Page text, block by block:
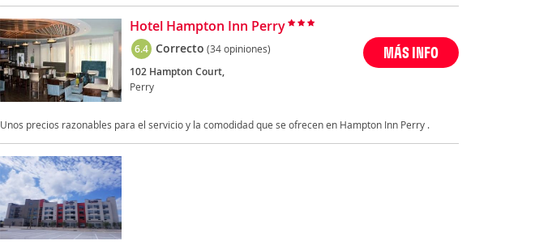
Hotel Hampton Inn Perry
6.4 Correcto (34 opiniones)
102 Hampton Court,
Perry
MÁS INFO
Unos precios razonables para el servicio y la comodidad que se ofrecen en Hampton Inn Perry .